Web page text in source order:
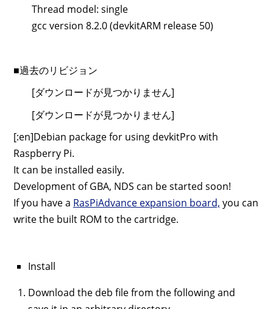
Thread model: single
gcc version 8.2.0 (devkitARM release 50)
■過去のリビジョン
[ダウンロードが見つかりません]
[ダウンロードが見つかりません]
[:en]Debian package for using devkitPro with
Raspberry Pi.
It can be installed easily.
Development of GBA, NDS can be started soon!
If you have a RasPiAdvance expansion board, you can
write the built ROM to the cartridge.
Install
Download the deb file from the following and